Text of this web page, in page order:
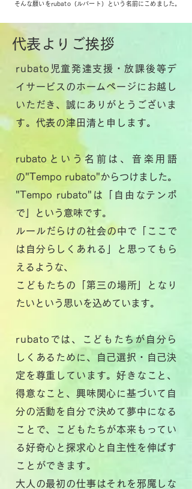
そんな願いをrubato（ルバート）という名前にこめました。
代表よりご挨拶
rubato児童発達支援・放課後等デ
イサービスのホームページに お越し
いただき、誠にありがとうございま
す。 代表の津田清と申します。
rubatoという名前は、音楽用語
の"Tempo rubato"からつけました。
"Tempo rubato"は「自由なテンポ
で」という意味です。
ルールだらけの社会の中で「ここで
は自分らしくあれる」と思ってもら
えるような、
こどもたちの
「第三の場所」となり
たいという思いを込めています。
rubatoでは、こどもたちが自分ら
しくあるために、自己選択・自己決
定を尊重しています。好きなこと、
得意なこと、興味関心に基づいて自
分の活動を 自分で決めて夢中になる
ことで、
こどもたちが本来もってい
る好奇心と探求心と自主性を伸ばす
ことができます。
大人の最初の仕事はそれを邪魔しな